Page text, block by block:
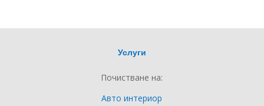
Услуги
Почистване на:
Авто интериор